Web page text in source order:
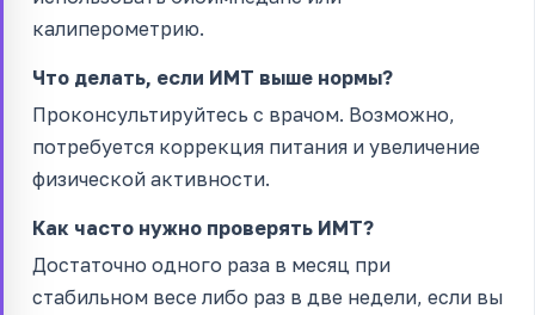
калиперометрию.
Что делать, если ИМТ выше нормы?
Проконсультируйтесь с врачом. Возможно,
потребуется коррекция питания и увеличение
физической активности.
Как часто нужно проверять ИМТ?
Достаточно одного раза в месяц при
стабильном весе либо раз в две недели, если вы